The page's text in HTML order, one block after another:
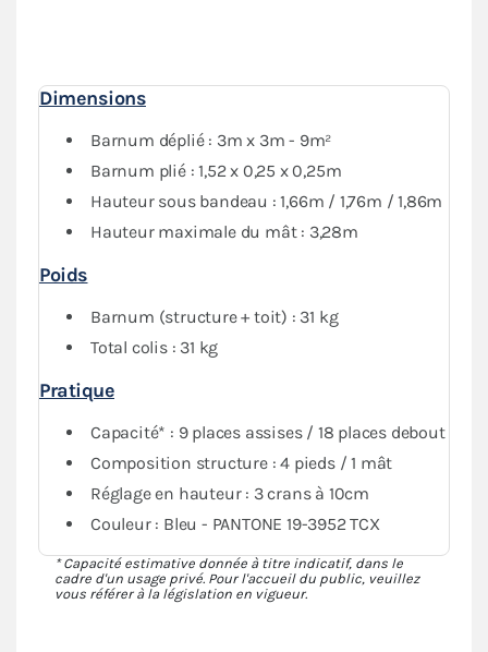
Dimensions
Barnum déplié : 3m x 3m - 9m²
Barnum plié : 1,52 x 0,25 x 0,25m
Hauteur sous bandeau : 1,66m / 1,76m / 1,86m
Hauteur maximale du mât : 3,28m
Poids
Barnum (structure + toit) : 31 kg
Total colis : 31 kg
Pratique
Capacité* : 9 places assises / 18 places debout
Composition structure : 4 pieds / 1 mât
Réglage en hauteur : 3 crans à 10cm
Couleur : Bleu - PANTONE 19-3952 TCX
* Capacité estimative donnée à titre indicatif, dans le
cadre d'un usage privé. Pour l'accueil du public, veuillez
vous référer à la législation en vigueur.